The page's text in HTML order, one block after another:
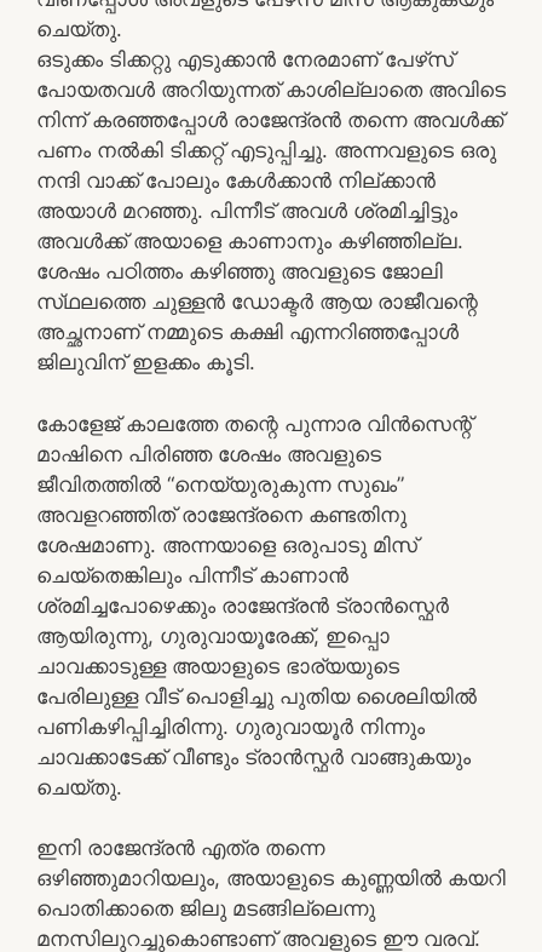
ചെയ്തു.
ഒടുക്കം ടിക്കറ്റു എടുക്കാൻ നേരമാണ് പേഴ്‌സ്
പോയതവൾ അറിയുന്നത് കാശില്ലാതെ അവിടെ
നിന്ന് കരഞ്ഞപ്പോൾ രാജേന്ദ്രൻ തന്നെ അവൾക്ക്
പണം നൽകി ടിക്കറ്റ് എടുപ്പിച്ചു. അന്നവളുടെ ഒരു
നന്ദി വാക്ക് പോലും കേൾക്കാൻ നില്ക്കാൻ
അയാൾ മറഞ്ഞു. പിന്നീട് അവൾ ശ്രമിച്ചിട്ടും
അവൾക്ക് അയാളെ കാണാനും കഴിഞ്ഞില്ല.
ശേഷം പഠിത്തം കഴിഞ്ഞു അവളുടെ ജോലി
സ്‌ഥലത്തെ ചുള്ളൻ ഡോക്ടർ ആയ രാജീവന്റെ
അച്ഛനാണ് നമ്മുടെ കക്ഷി എന്നറിഞ്ഞപ്പോൾ
ജിലുവിന് ഇളക്കം കൂടി.
കോളേജ് കാലത്തേ തന്റെ പുന്നാര വിൻസെന്റ്
മാഷിനെ പിരിഞ്ഞ ശേഷം അവളുടെ
ജീവിതത്തിൽ “നെയ്യുരുകുന്ന സുഖം”
അവളറഞ്ഞിത് രാജേന്ദ്രനെ കണ്ടതിനു
ശേഷമാണു. അന്നയാളെ ഒരുപാടു മിസ്
ചെയ്‌തെങ്കിലും പിന്നീട് കാണാൻ
ശ്രമിച്ചപോഴെക്കും രാജേന്ദ്രൻ ട്രാൻസ്ഫെർ
ആയിരുന്നു, ഗുരുവായൂരേക്ക്, ഇപ്പൊ
ചാവക്കാടുള്ള അയാളുടെ ഭാര്യയുടെ
പേരിലുള്ള വീട് പൊളിച്ചു പുതിയ ശൈലിയിൽ
പണികഴിപ്പിച്ചിരിന്നു. ഗുരുവായൂർ നിന്നും
ചാവക്കാടേക്ക് വീണ്ടും ട്രാൻസ്ഫർ വാങ്ങുകയും
ചെയ്തു.
ഇനി രാജേന്ദ്രൻ എത്ര തന്നെ
ഒഴിഞ്ഞുമാറിയലും, അയാളുടെ കുണ്ണയിൽ കയറി
പൊതിക്കാതെ ജിലു മടങ്ങില്ലെന്നു
മനസിലുറച്ചുകൊണ്ടാണ് അവളുടെ ഈ വരവ്.